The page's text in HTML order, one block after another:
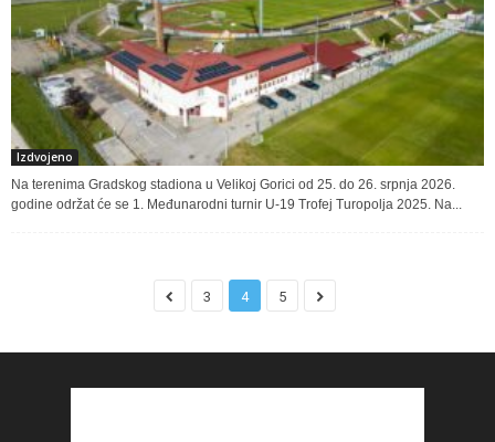
Izdvojeno
Na terenima Gradskog stadiona u Velikoj Gorici od 25. do 26. srpnja 2026.
godine održat će se 1. Međunarodni turnir U-19 Trofej Turopolja 2025. Na...
3 4 5